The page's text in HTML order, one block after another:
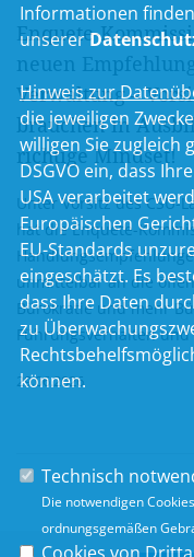
Enquete-
neuen
Verwaltung –
brauchen in
richtige Mindset!
Unter Vorsitz des CSU-
hat die Enquete-
unmittelbar an die
Bürokratie und mehr
Führungsverhalten
29.06.2026
Informationen
unserer
Hinweis zur
die jeweiligen
willigen Sie zugleich
DSGVO ein, dass
USA verarbeitet
Europäischen
EU-Standards
eingeschätzt. Es
dass Ihre Daten
zu
können.
Technisch
Die notwendigen
ordnungsgemäßen